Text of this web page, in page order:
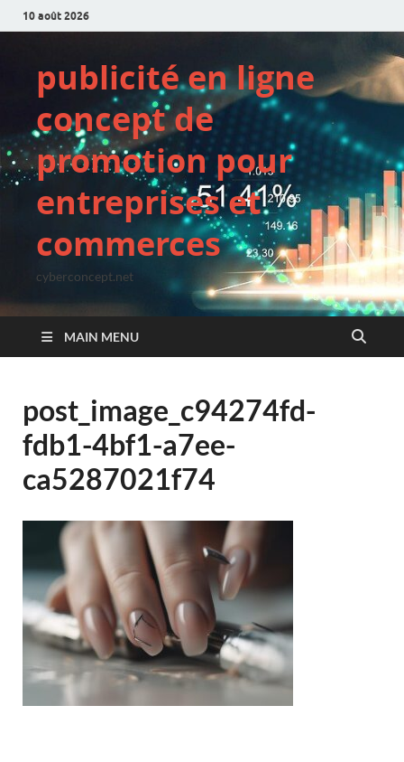
10 août 2026
publicité en ligne
concept de
promotion pour
entreprises et
commerces
cyberconcept.net
MAIN MENU
post_image_c94274fd-
fdb1-4bf1-a7ee-
ca5287021f74